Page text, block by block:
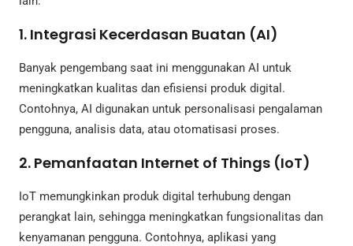
1. Integrasi Kecerdasan Buatan (AI)
Banyak pengembang saat ini menggunakan AI untuk
meningkatkan kualitas dan efisiensi produk digital.
Contohnya, AI digunakan untuk personalisasi pengalaman
pengguna, analisis data, atau otomatisasi proses.
2. Pemanfaatan Internet of Things (IoT)
IoT memungkinkan produk digital terhubung dengan
perangkat lain, sehingga meningkatkan fungsionalitas dan
kenyamanan pengguna. Contohnya, aplikasi yang